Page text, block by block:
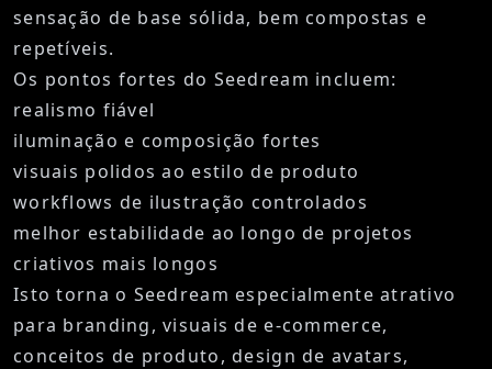
sensação de base sólida, bem compostas e
repetíveis.
Os pontos fortes do Seedream incluem:
realismo fiável
iluminação e composição fortes
visuais polidos ao estilo de produto
workflows de ilustração controlados
melhor estabilidade ao longo de projetos
criativos mais longos
Isto torna o Seedream especialmente atrativo
para branding, visuais de e-commerce,
conceitos de produto, design de avatars,